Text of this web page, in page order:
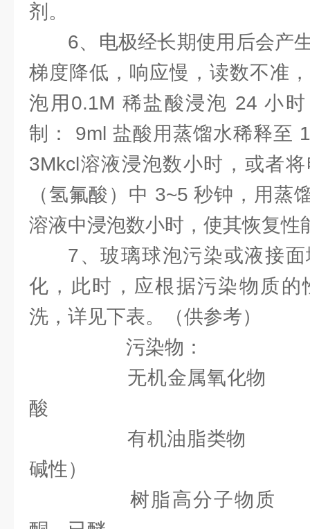
剂。
6、电极经长期使用后会产
梯度降低，响应慢，读数不准
泡用0.1M 稀盐酸浸泡 24 小
制： 9ml 盐酸用蒸馏水稀释至
3Mkcl溶液浸泡数小时，或者
（氢氟酸）中 3~5 秒钟，用蒸
溶液中浸泡数小时，使其恢复性
7、玻璃球泡污染或液接
化，此时，应根据污染物质的
洗，详见下表。（供参考）
污染物：
无机金属氧化物
酸
有机油脂类物
碱性）
树脂高分子物